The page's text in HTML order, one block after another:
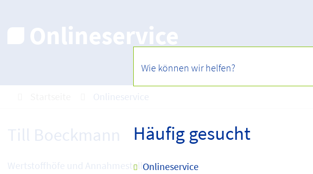
Häufig gesucht
Onlineservice
Onlineservice
Onlineservice
Till Boeckmann
Wertstoffhöfe und Annahmestellen